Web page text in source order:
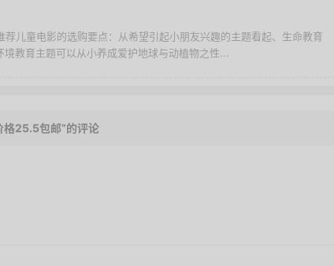
荐儿童电影的选购要点：从希望引起小朋友兴趣的主题看起、生命教育
教育主题可以从小养成爱护地球与动植物之性...
格25.5包邮”的评论